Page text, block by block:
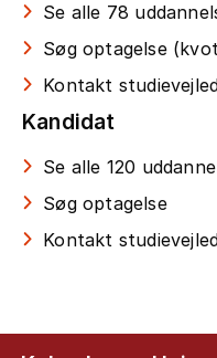
Se alle 78
Søg optagelse
Kontakt
Kandidat
Se alle 120
Søg optagelse
Kontakt